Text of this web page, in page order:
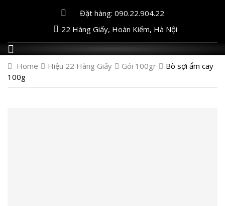
Đặt hàng: 090.22.904.22
22 Hàng Giấy, Hoàn Kiếm, Hà Nội
Home Hiệu 22 Hàng Giấy Gói 100gr
Bò sợi ẩm cay
100g